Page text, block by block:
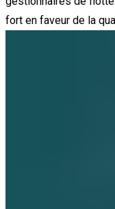
fort en faveur de la